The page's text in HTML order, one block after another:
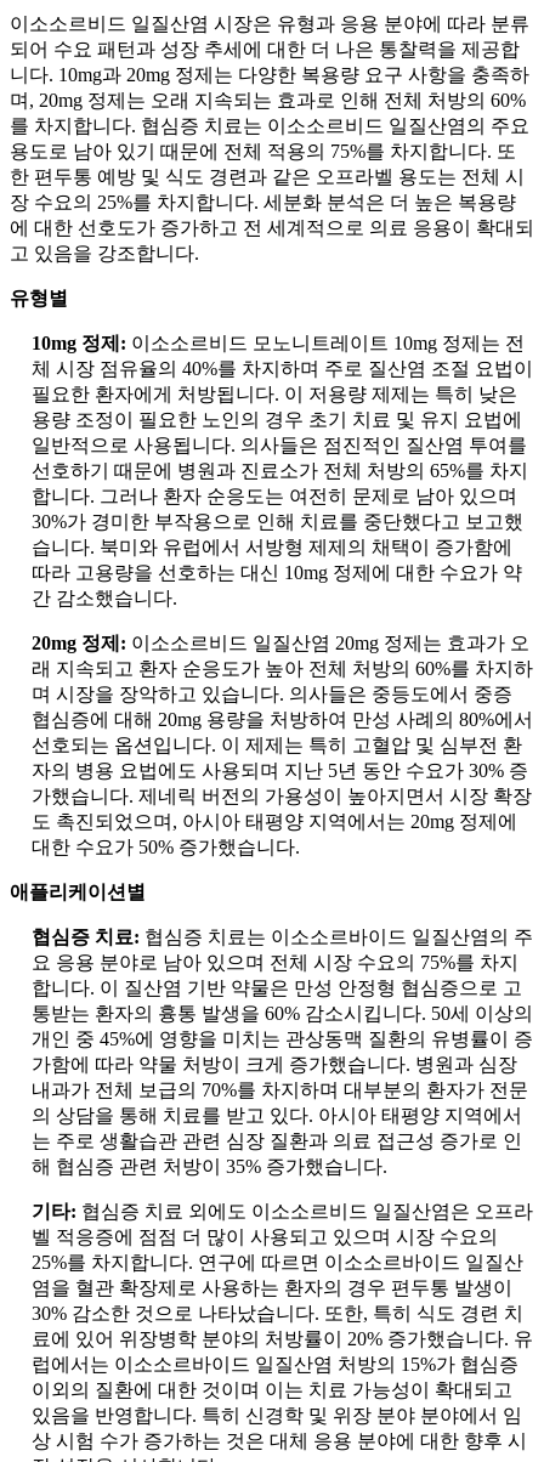
이소소르비드 일질산염 시장은 유형과 응용 분야에 따라 분류
되어 수요 패턴과 성장 추세에 대한 더 나은 통찰력을 제공합
니다. 10mg과 20mg 정제는 다양한 복용량 요구 사항을 충족하
며, 20mg 정제는 오래 지속되는 효과로 인해 전체 처방의 60%
를 차지합니다. 협심증 치료는 이소소르비드 일질산염의 주요
용도로 남아 있기 때문에 전체 적용의 75%를 차지합니다. 또
한 편두통 예방 및 식도 경련과 같은 오프라벨 용도는 전체 시
장 수요의 25%를 차지합니다. 세분화 분석은 더 높은 복용량
에 대한 선호도가 증가하고 전 세계적으로 의료 응용이 확대되
고 있음을 강조합니다.
유형별
10mg 정제: 이소소르비드 모노니트레이트 10mg 정제는 전
체 시장 점유율의 40%를 차지하며 주로 질산염 조절 요법이
필요한 환자에게 처방됩니다. 이 저용량 제제는 특히 낮은
용량 조정이 필요한 노인의 경우 초기 치료 및 유지 요법에
일반적으로 사용됩니다. 의사들은 점진적인 질산염 투여를
선호하기 때문에 병원과 진료소가 전체 처방의 65%를 차지
합니다. 그러나 환자 순응도는 여전히 문제로 남아 있으며
30%가 경미한 부작용으로 인해 치료를 중단했다고 보고했
습니다. 북미와 유럽에서 서방형 제제의 채택이 증가함에
따라 고용량을 선호하는 대신 10mg 정제에 대한 수요가 약
간 감소했습니다.
20mg 정제: 이소소르비드 일질산염 20mg 정제는 효과가 오
래 지속되고 환자 순응도가 높아 전체 처방의 60%를 차지하
며 시장을 장악하고 있습니다. 의사들은 중등도에서 중증
협심증에 대해 20mg 용량을 처방하여 만성 사례의 80%에서
선호되는 옵션입니다. 이 제제는 특히 고혈압 및 심부전 환
자의 병용 요법에도 사용되며 지난 5년 동안 수요가 30% 증
가했습니다. 제네릭 버전의 가용성이 높아지면서 시장 확장
도 촉진되었으며, 아시아 태평양 지역에서는 20mg 정제에
대한 수요가 50% 증가했습니다.
애플리케이션별
협심증 치료: 협심증 치료는 이소소르바이드 일질산염의 주
요 응용 분야로 남아 있으며 전체 시장 수요의 75%를 차지
합니다. 이 질산염 기반 약물은 만성 안정형 협심증으로 고
통받는 환자의 흉통 발생을 60% 감소시킵니다. 50세 이상의
개인 중 45%에 영향을 미치는 관상동맥 질환의 유병률이 증
가함에 따라 약물 처방이 크게 증가했습니다. 병원과 심장
내과가 전체 보급의 70%를 차지하며 대부분의 환자가 전문
의 상담을 통해 치료를 받고 있다. 아시아 태평양 지역에서
는 주로 생활습관 관련 심장 질환과 의료 접근성 증가로 인
해 협심증 관련 처방이 35% 증가했습니다.
기타: 협심증 치료 외에도 이소소르비드 일질산염은 오프라
벨 적응증에 점점 더 많이 사용되고 있으며 시장 수요의
25%를 차지합니다. 연구에 따르면 이소소르바이드 일질산
염을 혈관 확장제로 사용하는 환자의 경우 편두통 발생이
30% 감소한 것으로 나타났습니다. 또한, 특히 식도 경련 치
료에 있어 위장병학 분야의 처방률이 20% 증가했습니다. 유
럽에서는 이소소르바이드 일질산염 처방의 15%가 협심증
이외의 질환에 대한 것이며 이는 치료 가능성이 확대되고
있음을 반영합니다. 특히 신경학 및 위장 분야 분야에서 임
상 시험 수가 증가하는 것은 대체 응용 분야에 대한 향후 시